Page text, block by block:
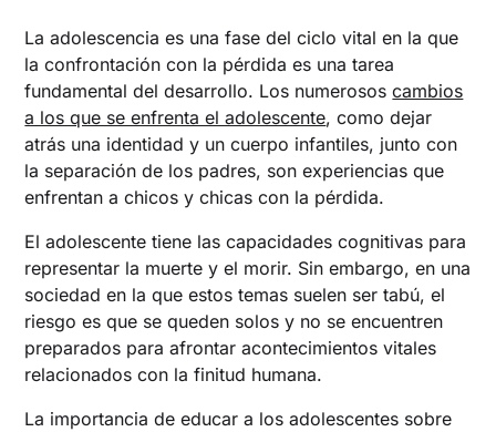
La adolescencia es una fase del ciclo vital en la que
la confrontación con la pérdida es una tarea
fundamental del desarrollo. Los numerososcambios
a los que se enfrenta el adolescente, como dejar
atrás una identidad y un cuerpo infantiles, junto con
la separación de los padres, son experiencias que
enfrentan a chicos y chicas con la pérdida.
El adolescente tiene las capacidades cognitivas para
representar la muerte y el morir. Sin embargo, en una
sociedad en la que estos temas suelen ser tabú, el
riesgo es que se queden solos y no se encuentren
preparados para afrontar acontecimientos vitales
relacionados con la finitud humana.
La importancia de educar a los adolescentes sobre